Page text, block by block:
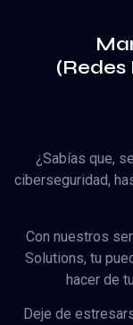
¿Sabías que,
ciberseguridad,
Con nuestros
Solutions, tu
hacer de
Deje de